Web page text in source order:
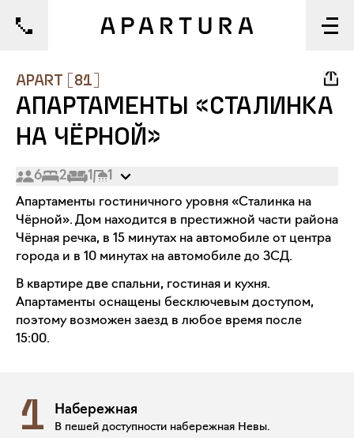
1/31
APART 81
АПАРТАМЕНТЫ «СТАЛИНКА
НА ЧЁРНОЙ»
6 2 1 1
Апартаменты гостиничного уровня «Сталинка на
Чёрной». Дом находится в престижной части района
Чёрная речка, в 15 минутах на автомобиле от центра
города и в 10 минутах на автомобиле до ЗСД.
В квартире две спальни, гостиная и кухня.
Апартаменты оснащены бесключевым доступом,
поэтому возможен заезд в любое время после
15:00.
1 Набережная
В пешей доступности набережная Невы.